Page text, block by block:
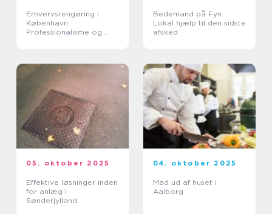
Erhvervsrengøring i
København:
Professionalisme og
Bedemand på Fyn:
Lokal hjælp til den sidste
afsked
05. oktober 2025
Effektive løsninger inden
for anlæg i
Sønderjylland
04. oktober 2025
Mad ud af huset i
Aalborg